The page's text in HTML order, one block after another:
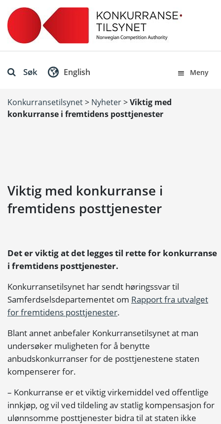
Søk Meny
English
Konkurransetilsynet> Nyheter>Viktig med
konkurranse i fremtidens posttjenester
Viktig med konkurranse i
fremtidens posttjenester
Det er viktig at det legges til rette for konkurranse
i fremtidens posttjenester.
Konkurransetilsynet har sendt høringssvar til
Samferdselsdepartementet om Rapport fra utvalget
for fremtidens posttjenester.
Blant annet anbefaler Konkurransetilsynet at man
undersøker muligheten for å benytte
anbudskonkurranser for de posttjenestene staten
kompenserer for.
– Konkurranse er et viktig virkemiddel ved offentlige
innkjøp, og vil ved tildeling av statlig kompensasjon for
ulønnsomme posttjenester bidra til at staten ikke